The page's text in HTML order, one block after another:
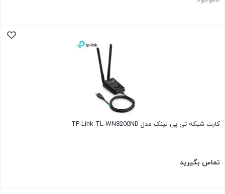
کارت شبکه تی پی لینک مدل TP-Link TL-WN8200ND
تماس بگیرید